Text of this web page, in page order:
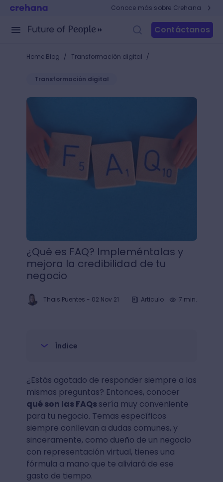
Conoce más sobre Crehana
Contáctanos
Home Blog / Transformación digital /
Transformación digital
¿Qué es FAQ? Impleméntalas y mejora la
¿Qué es FAQ? Impleméntalas y
mejora la credibilidad de tu
negocio
Thais Puentes - 02 Nov 21 Articulo 7 min.
Índice
¿Estás agotado de responder siempre a las
mismas preguntas? Entonces, conocer
qué son las FAQssería muy conveniente
para tu negocio. Temas específicos
siempre conllevan a dudas comunes, y
sinceramente, como dueño de un negocio
con representación virtual, tienes una
fórmula a mano que te aliviará de ese
gasto de tiempo.